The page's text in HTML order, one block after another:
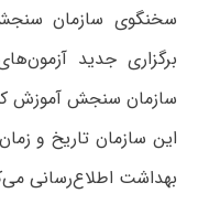
سخنگوی سازمان
برگزاری جدید
سازمان سنجش آموزش
این سازمان تاریخ و
بهداشت اطلاع‌رسانی